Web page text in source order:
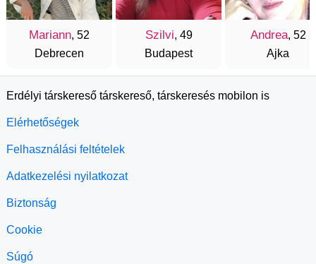
Mariann, 52
Debrecen
Szilvi, 49
Budapest
Andrea, 52
Ajka
Erdélyi társkereső társkereső, társkeresés mobilon is
Elérhetőségek
Felhasználási feltételek
Adatkezelési nyilatkozat
Biztonság
Cookie
Súgó